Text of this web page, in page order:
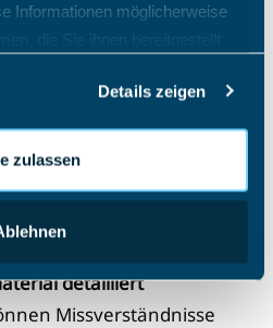
Informationen möglicherweise
die Sie ihnen bereitgestellt
Details zeigen
zulassen
Vorlage für
ist für Handwerker
detailliert
Missverständnisse